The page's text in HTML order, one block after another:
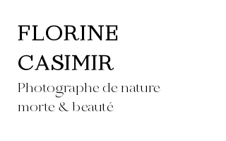
Photographe de nature
morte & beauté
FLORINE
CASIMIR